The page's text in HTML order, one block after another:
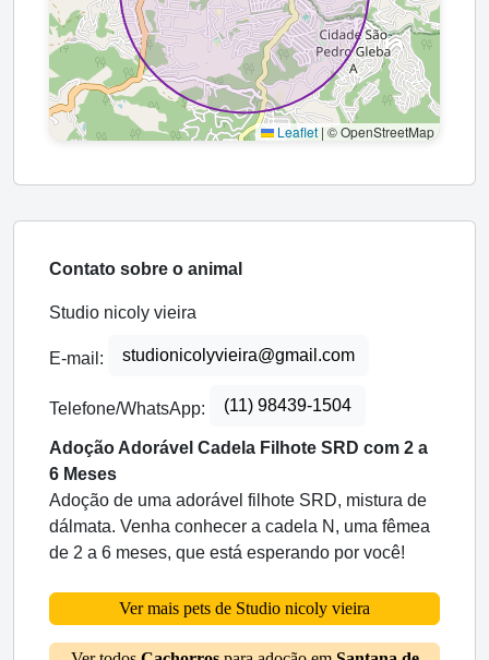
Leaflet |© OpenStreetMap
Contato sobre o animal
Studio nicoly vieira
E-mail: studionicolyvieira@gmail.com
Telefone/WhatsApp: (11) 98439-1504
Adoção Adorável Cadela Filhote SRD com 2 a
6 Meses
Adoção de uma adorável filhote SRD, mistura de
dálmata. Venha conhecer a cadela N, uma fêmea
de 2 a 6 meses, que está esperando por você!
Ver mais pets de Studio nicoly vieira